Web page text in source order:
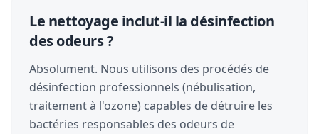
Le nettoyage inclut-il la désinfection
des odeurs ?
Absolument. Nous utilisons des procédés de
désinfection professionnels (nébulisation,
traitement à l'ozone) capables de détruire les
bactéries responsables des odeurs de